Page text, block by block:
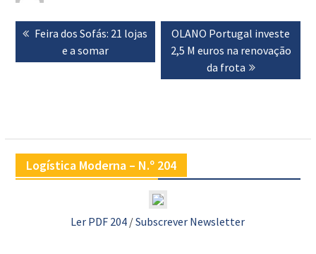
Navegação
de
artigos
Previous
Feira dos Sofás: 21 lojas
e a somar
Next
post:
OLANO Portugal investe
2,5 M euros na renovação
da frota
Logística Moderna – N.º 204
Ler PDF 204 /Subscrever Newsletter